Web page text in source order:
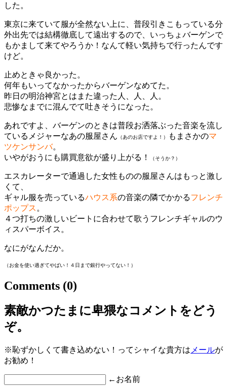
した。
東京に来ていて服が全然ない上に、普段引きこもっている分
外出先では結構徹底して遠出するので、いっちょバーゲンで
もかまして来てやろうか！なんて軽い気持ちで行ったんです
けど。
止めときゃ良かった。
何年もいってなかったからバーゲンなめてた。
昨日の明治神宮とはまた違った人、人、人。
悲惨なまでに混んでて吐きそうになった。
あれですよ、バーゲンのときは普段お洒落ぶった音楽を流し
ているメジャーなあの服屋さん （あのお店ですよ！） もまさかのマ
ツケンサンバ。
いやがおうにも購買意欲が盛り上がる！
（そうか？）
エスカレーターで通過した女性ものの服屋さんはもっと激し
くて、
ギャル服を売っているハウス系の音楽の隣でかかるフレンチ
ポップス 。
４つ打ちの激しいビートに合わせて歌うフレンチギャルのウ
ィスパーボイス。
なにがなんだか。
（お金を使い過ぎてやばい！４日まで銀行やってない！）
Comments (0)
素敵かつたまに卑猥なコメントをどう
ぞ。
※恥ずかしくて書き込めない！ってシャイな貴方は メールが
お勧め！
←お名前